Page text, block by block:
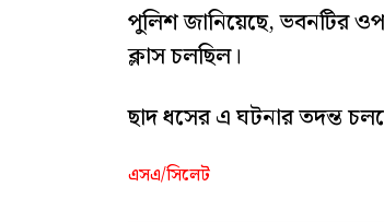
পুলিশ জানিয়েছে, ভবনটির
ক্লাস চলছিল।
ছাদ ধসের এ ঘটনার তদন্ত
এসএ/সিলেট